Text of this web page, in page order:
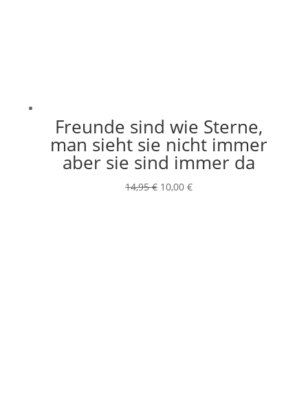
Freunde sind wie Sterne,
man sieht sie nicht immer
aber sie sind immer da
14,95€ Ursprünglicher
10,00 €Aktueller